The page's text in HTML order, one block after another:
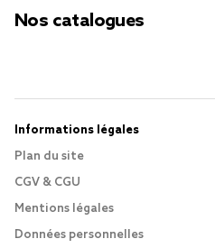
Nos catalogues
Informations légales
Plan du site
CGV & CGU
Mentions légales
Données personnelles